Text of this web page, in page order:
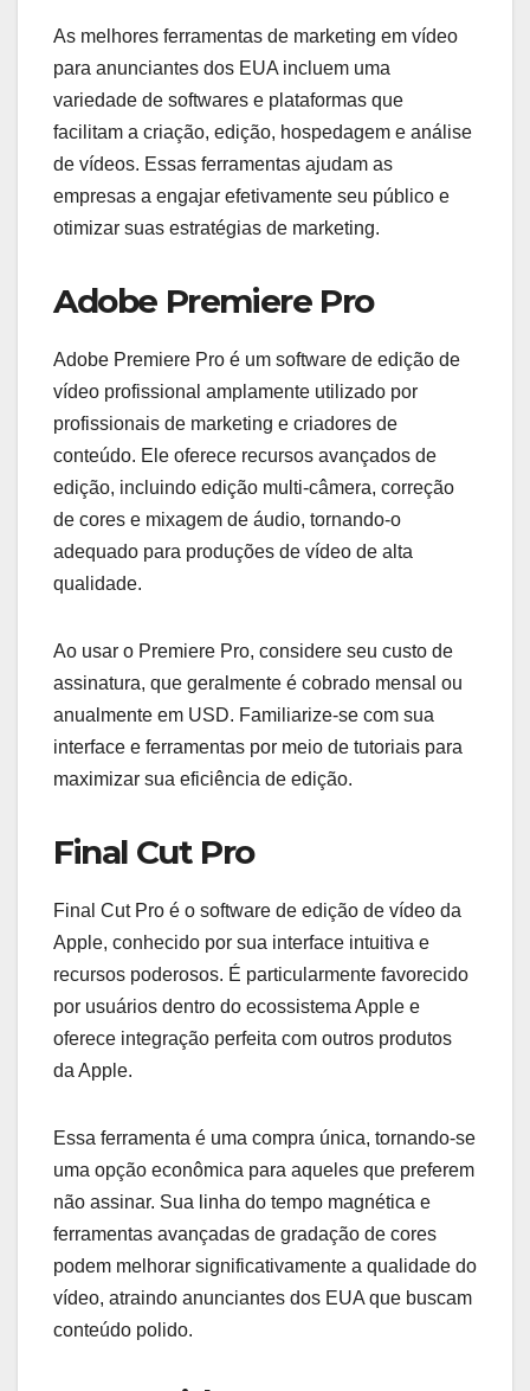
As melhores ferramentas de marketing em vídeo
para anunciantes dos EUA incluem uma
variedade de softwares e plataformas que
facilitam a criação, edição, hospedagem e análise
de vídeos. Essas ferramentas ajudam as
empresas a engajar efetivamente seu público e
otimizar suas estratégias de marketing.
Adobe Premiere Pro
Adobe Premiere Pro é um software de edição de
vídeo profissional amplamente utilizado por
profissionais de marketing e criadores de
conteúdo. Ele oferece recursos avançados de
edição, incluindo edição multi-câmera, correção
de cores e mixagem de áudio, tornando-o
adequado para produções de vídeo de alta
qualidade.
Ao usar o Premiere Pro, considere seu custo de
assinatura, que geralmente é cobrado mensal ou
anualmente em USD. Familiarize-se com sua
interface e ferramentas por meio de tutoriais para
maximizar sua eficiência de edição.
Final Cut Pro
Final Cut Pro é o software de edição de vídeo da
Apple, conhecido por sua interface intuitiva e
recursos poderosos. É particularmente favorecido
por usuários dentro do ecossistema Apple e
oferece integração perfeita com outros produtos
da Apple.
Essa ferramenta é uma compra única, tornando-se
uma opção econômica para aqueles que preferem
não assinar. Sua linha do tempo magnética e
ferramentas avançadas de gradação de cores
podem melhorar significativamente a qualidade do
vídeo, atraindo anunciantes dos EUA que buscam
conteúdo polido.